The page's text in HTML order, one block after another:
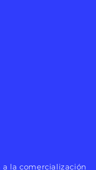
a la comercialización